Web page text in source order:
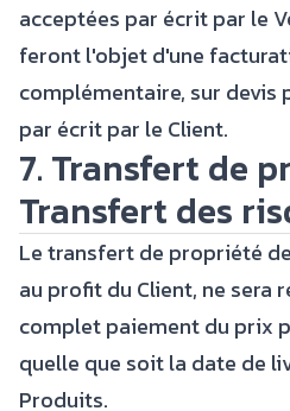
acceptées par écrit par le
feront l'objet d'une
complémentaire, sur devis
par écrit par le Client.
7. Transfert de
Transfert des
Le transfert de propriété
au profit du Client, ne sera
complet paiement du prix
quelle que soit la date de
Produits.